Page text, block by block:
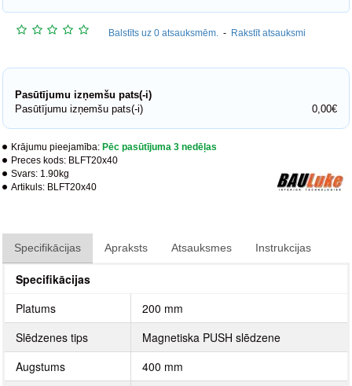
Krājumu pieejamība: Pēc pasūtījuma 3 nedēļas
Preces kods: BLFT20x40
Svars: 1.90kg
Artikuls: BLFT20x40
Balstīts uz 0 atsauksmēm. - Rakstīt atsauksmi
Pasūtījumu izņemšu pats(-i)
Pasūtījumu izņemšu pats(-i)
0,00€
Specifikācijas Apraksts Atsauksmes Instrukcijas
Specifikācijas
Platums
200 mm
Slēdzenes tips
Magnetiska PUSH slēdzene
Augstums
400 mm